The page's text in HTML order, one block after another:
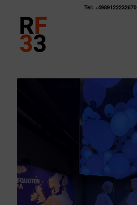
Tel: +4989122232670